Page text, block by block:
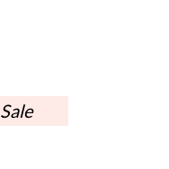
Sale